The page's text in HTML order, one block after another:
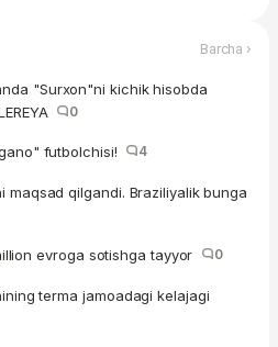
Barcha ›
"Surxon"ni kichik hisobda
0
futbolchisi! 4
maqsad qilgandi. Braziliyalik bunga
evroga sotishga tayyor 0
terma jamoadagi kelajagi